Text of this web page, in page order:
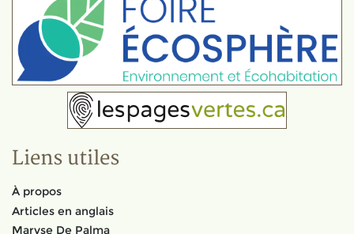
Liens utiles
À propos
Articles en anglais
Maryse De Palma